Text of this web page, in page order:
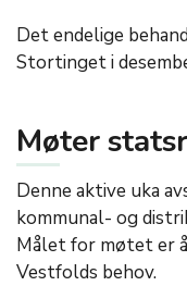
Det endelige
Stortinget i
Møter
Denne aktive uka
kommunal- og
Målet for møtet er
Vestfolds behov.